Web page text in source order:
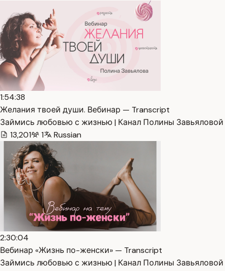
1:54:38
Желания твоей души. Вебинар — Transcript
Займись любовью с жизнью | Канал Полины Завьяловой
13,201
1 Russian
2:30:04
Вебинар «Жизнь по-женски» — Transcript
Займись любовью с жизнью | Канал Полины Завьяловой